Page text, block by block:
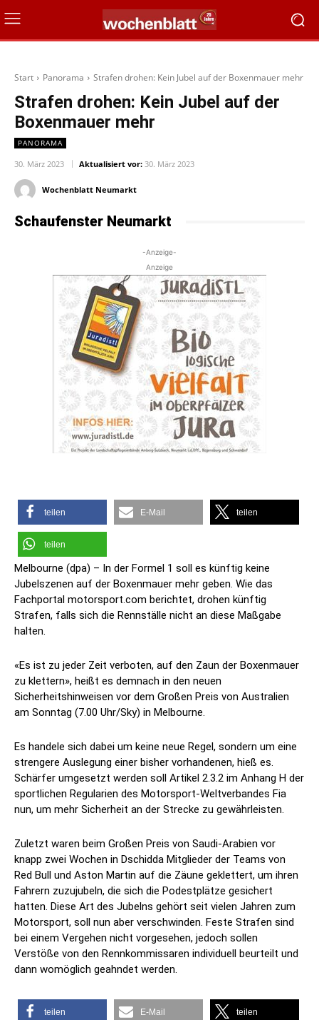
Start Panorama Strafen drohen: Kein Jubel auf der Boxenmauer mehr
Strafen drohen: Kein Jubel auf der
Boxenmauer mehr
PANORAMA
30. März 2023 Aktualisiert vor: 30. März 2023
Wochenblatt Neumarkt
Schaufenster Neumarkt
-Anzeige-
Anzeige
teilen E-Mail teilen
teilen
Melbourne (dpa) – In der Formel 1 soll es künftig keine
Jubelszenen auf der Boxenmauer mehr geben. Wie das
Fachportal motorsport.com berichtet, drohen künftig
Strafen, falls sich die Rennställe nicht an diese Maßgabe
halten.
«Es ist zu jeder Zeit verboten, auf den Zaun der Boxenmauer
zu klettern», heißt es demnach in den neuen
Sicherheitshinweisen vor dem Großen Preis von Australien
am Sonntag (7.00 Uhr/Sky) in Melbourne.
Es handele sich dabei um keine neue Regel, sondern um eine
strengere Auslegung einer bisher vorhandenen, hieß es.
Schärfer umgesetzt werden soll Artikel 2.3.2 im Anhang H der
sportlichen Regularien des Motorsport-Weltverbandes Fia
nun, um mehr Sicherheit an der Strecke zu gewährleisten.
Zuletzt waren beim Großen Preis von Saudi-Arabien vor
knapp zwei Wochen in Dschidda Mitglieder der Teams von
Red Bull und Aston Martin auf die Zäune geklettert, um ihren
Fahrern zuzujubeln, die sich die Podestplätze gesichert
hatten. Diese Art des Jubelns gehört seit vielen Jahren zum
Motorsport, soll nun aber verschwinden. Feste Strafen sind
bei einem Vergehen nicht vorgesehen, jedoch sollen
Verstöße von den Rennkommissaren individuell beurteilt und
dann womöglich geahndet werden.
teilen E-Mail teilen